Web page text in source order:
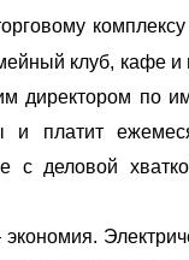
комплексу
клуб, кафе
директором по
и платит
с деловой